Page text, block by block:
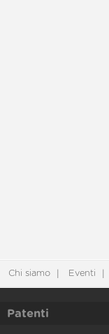
Chi siamo Eventi
Patenti